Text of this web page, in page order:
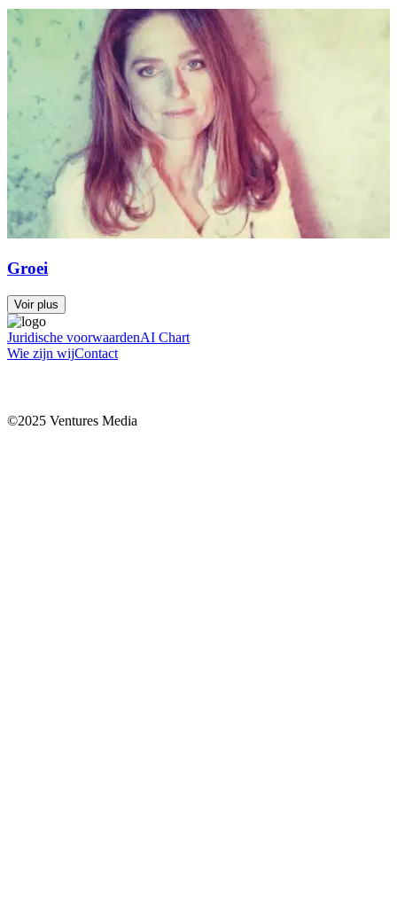
Groei
Voir plus
Juridische voorwaardenAI Chart
Wie zijn wijContact
©2025 Ventures Media